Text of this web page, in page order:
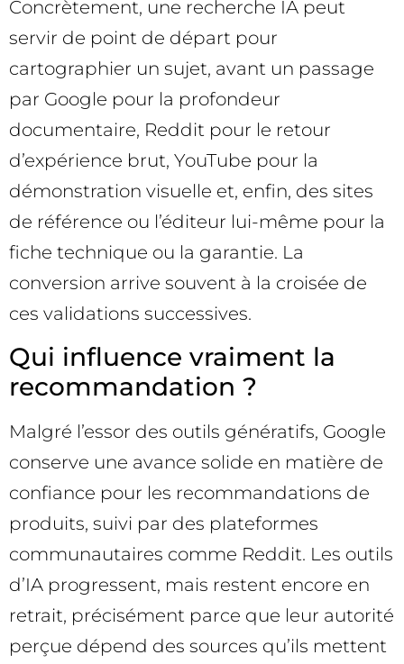
Concrètement, une recherche IA peut
servir de point de départ pour
cartographier un sujet, avant un passage
par Google pour la profondeur
documentaire, Reddit pour le retour
d’expérience brut, YouTube pour la
démonstration visuelle et, enfin, des sites
de référence ou l’éditeur lui-même pour la
fiche technique ou la garantie. La
conversion arrive souvent à la croisée de
ces validations successives.
Qui influence vraiment la
recommandation ?
Malgré l’essor des outils génératifs, Google
conserve une avance solide en matière de
confiance pour les recommandations de
produits, suivi par des plateformes
communautaires comme Reddit. Les outils
d’IA progressent, mais restent encore en
retrait, précisément parce que leur autorité
perçue dépend des sources qu’ils mettent